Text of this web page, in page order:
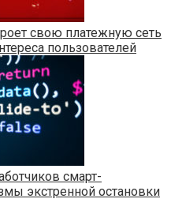
свою платежную сеть
пользователей
смарт-
экстренной остановки